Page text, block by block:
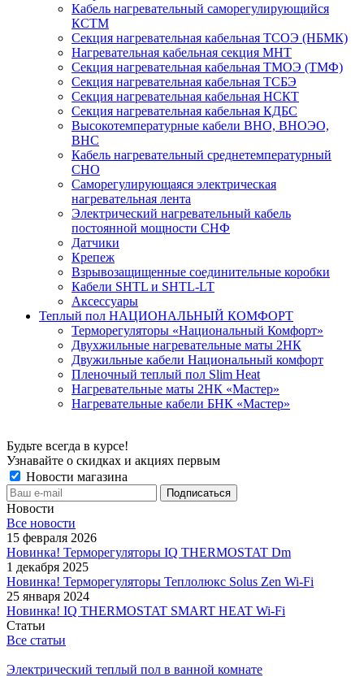
Кабель нагревательный саморегулирующийся
КСТМ
Секция нагревательная кабельная ТСОЭ (НБМК)
Нагревательная кабельная секция МНТ
Секция нагревательная кабельная ТМОЭ (ТМФ)
Секция нагревательная кабельная ТСБЭ
Секция нагревательная кабельная НСКТ
Секция нагревательная кабельная КДБС
Высокотемпературные кабели ВНО, ВНОЭО,
ВНС
Кабель нагревательный среднетемпературный
СНО
Саморегулирующаяся электрическая
нагревательная лента
Электрический нагревательный кабель
постоянной мощности СНФ
Датчики
Крепеж
Взрывозащищенные соединительные коробки
Кабели SHTL и SHTL-LT
Аксессуары
Теплый пол НАЦИОНАЛЬНЫЙ КОМФОРТ
Терморегуляторы «Национальный Комфорт»
Двухжильные нагревательные маты 2НК
Двужильные кабели Национальный комфорт
Пленочный теплый пол Slim Heat
Нагревательные маты 2НК «Мастер»
Нагревательные кабели БНК «Мастер»
Будьте всегда в курсе!
Узнавайте о скидках и акциях первым
Новости магазина
Новости
Все новости
15 февраля 2026
Новинка! Терморегуляторы IQ THERMOSTAT Dm
1 декабря 2025
Новинка! Терморегуляторы Теплолюкс Solus Zen Wi-Fi
25 января 2024
Новинка! IQ THERMOSTAT SMART HEAT Wi-Fi
Статьи
Все статьи
Электрический теплый пол в ванной комнате